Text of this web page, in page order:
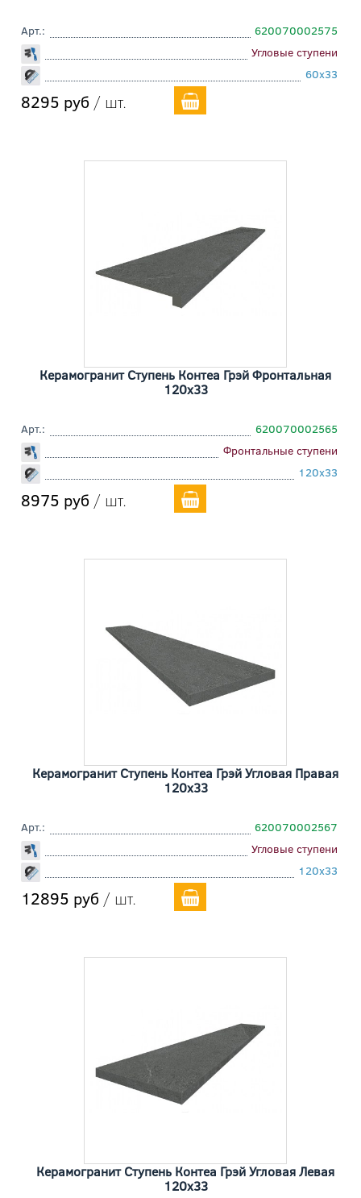
Арт.:
620070002575
Угловые ступени
60x33
8295 руб / шт.
Керамогранит Ступень Контеа Грэй Фронтальная
120x33
Арт.:
620070002565
Фронтальные ступени
120x33
8975 руб / шт.
Керамогранит Ступень Контеа Грэй Угловая Правая
120x33
Арт.:
620070002567
Угловые ступени
120x33
12895 руб / шт.
Керамогранит Ступень Контеа Грэй Угловая Левая
120x33